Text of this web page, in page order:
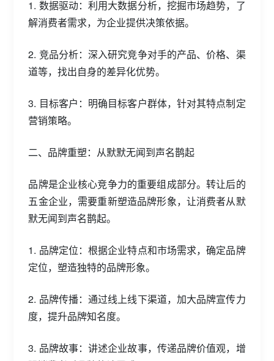
1. 数据驱动：利用大数据分析，挖掘市场趋势，了
解消费者需求，为企业提供决策依据。
2. 竞品分析：深入研究竞争对手的产品、价格、渠
道等，找出自身的差异化优势。
3. 目标客户：明确目标客户群体，针对其特点制定
营销策略。
二、品牌重塑：从默默无闻到声名鹊起
品牌是企业核心竞争力的重要组成部分。转让后的
五金企业，需要重新塑造品牌形象，让消费者从默
默无闻到声名鹊起。
1. 品牌定位：根据企业特点和市场需求，确定品牌
定位，塑造独特的品牌形象。
2. 品牌传播：通过线上线下渠道，加大品牌宣传力
度，提升品牌知名度。
3. 品牌故事：讲述企业故事，传递品牌价值观，增